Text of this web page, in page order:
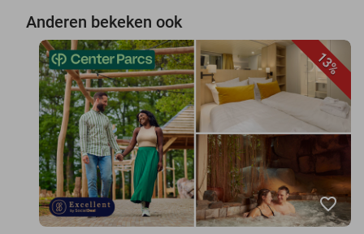
Anderen bekeken ook
13%
favorite_border